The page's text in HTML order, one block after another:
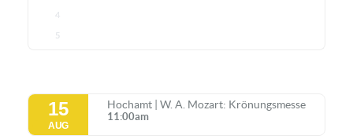
4
5
15
AUG
Hochamt | W. A. Mozart: Krönungsmesse
11:00am